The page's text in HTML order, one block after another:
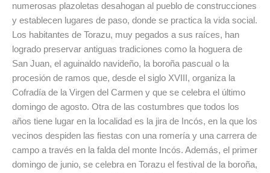
numerosas plazoletas desahogan al pueblo de construcciones
y establecen lugares de paso, donde se practica la vida social.
Los habitantes de Torazu, muy pegados a sus raíces, han
logrado preservar antiguas tradiciones como la hoguera de
San Juan, el aguinaldo navideño, la boroña pascual o la
procesión de ramos que, desde el siglo XVIII, organiza la
Cofradía de la Virgen del Carmen y que se celebra el último
domingo de agosto. Otra de las costumbres que todos los
años tiene lugar en la localidad es la jira de Incós, en la que los
vecinos despiden las fiestas con una romería y una carrera de
campo a través en la falda del monte Incós. Además, el primer
domingo de junio, se celebra en Torazu el festival de la boroña,